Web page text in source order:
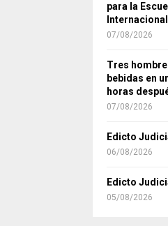
para la
07/08/2026
Tres
bebidas en
horas
07/08/2026
Edicto
06/08/2026
Edicto
05/08/2026